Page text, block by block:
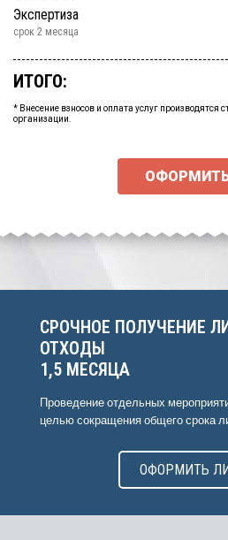
ОВОС
срок 1.5 месяца
Общественные Слушания
срок 2 месяца
Экспертиза
срок 2 месяца
срок1 месяц
Промежуточный итог:
Ваша персональна скидка
ИТОГО:
* Внесение взносов и оплата услуг производятся
организации.
СРОЧНОЕ ПОЛУЧЕНИЕ
ОТХОДЫ
1,5 МЕСЯЦА
Проведение отдельных
целью сокращения общего срока
ОФОРМИТЬ